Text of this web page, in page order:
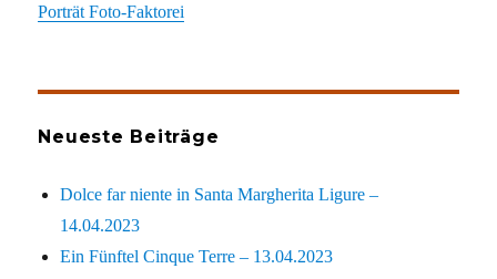
Porträt Foto-Faktorei
Neueste Beiträge
Dolce far niente in Santa Margherita Ligure –
14.04.2023
Ein Fünftel Cinque Terre – 13.04.2023